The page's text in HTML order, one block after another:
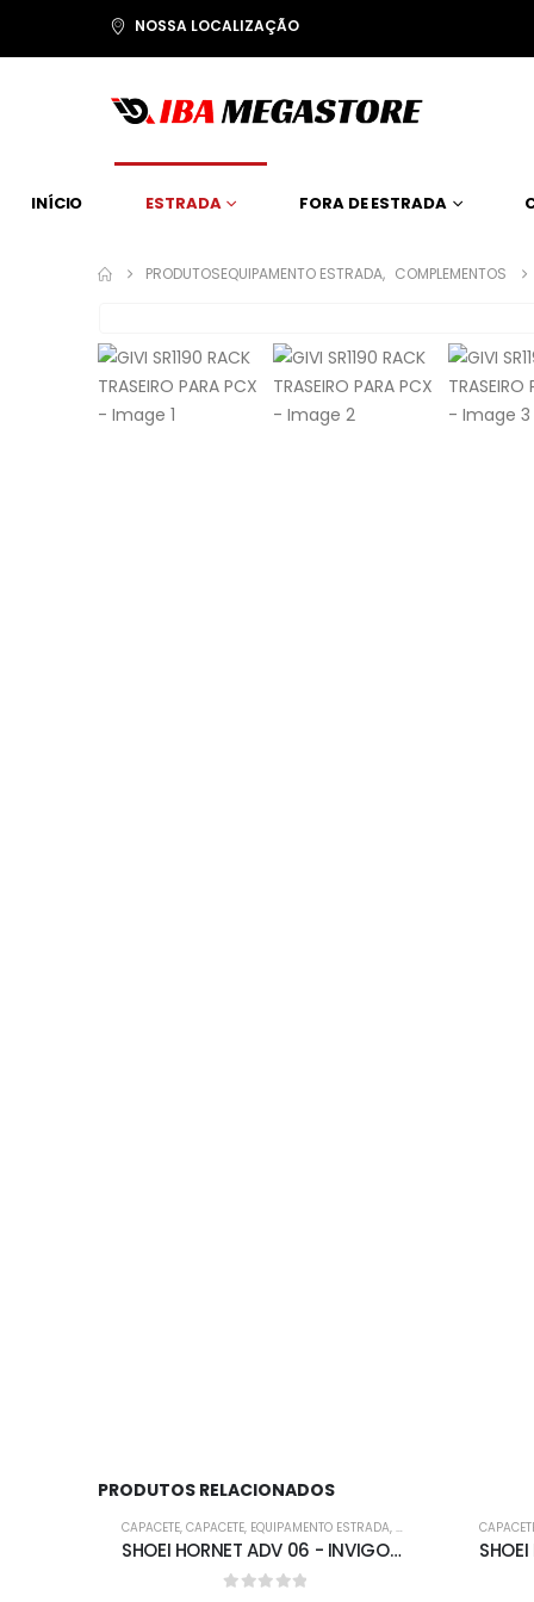
NOSSA LOCALIZAÇÃO
INÍCIO ESTRADA FORA DE ESTRADA
PRODUTOSEQUIPAMENTO ESTRADA, COMPLEMENTOS
PRODUTOS RELACIONADOS
-5%
CAPACETE, CAPACETE, EQUIPAMENTO ESTRADA, FORA DE ESTRADA
SHOEI HORNET ADV 06 - INVIGORATE TC-4
-5%